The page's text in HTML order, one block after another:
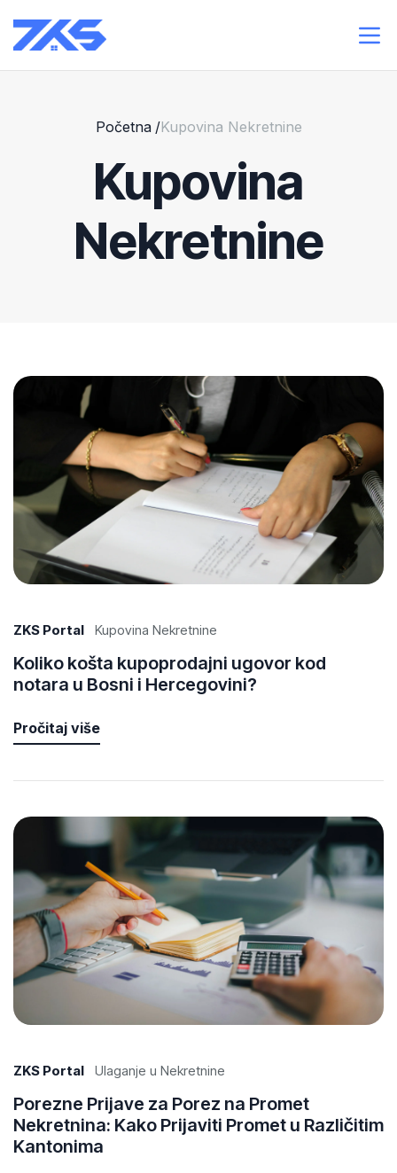
Početna /Kupovina Nekretnine
Kupovina
Nekretnine
ZKS Portal Kupovina Nekretnine
Koliko košta kupoprodajni ugovor kod
notara u Bosni i Hercegovini?
Pročitaj više
ZKS Portal Ulaganje u Nekretnine
Porezne Prijave za Porez na Promet
Nekretnina: Kako Prijaviti Promet u Različitim
Kantonima